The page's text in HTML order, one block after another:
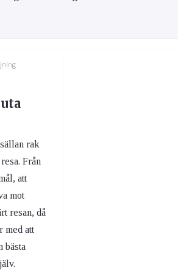
rak
Från
att
mot
resan, då
med att
bästa